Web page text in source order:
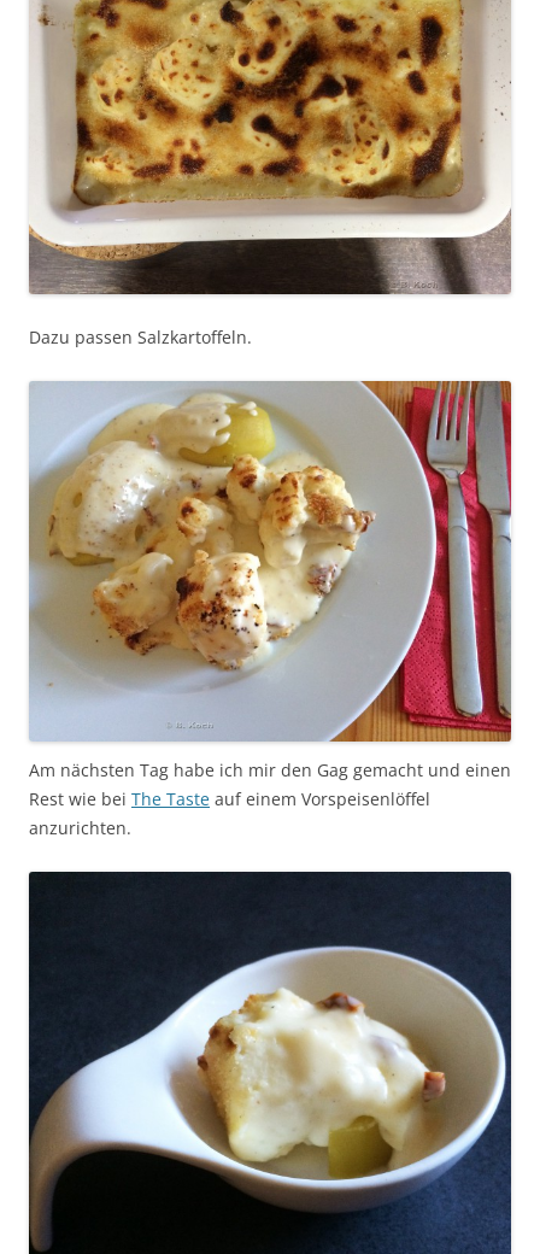
Dazu passen Salzkartoffeln.
Am nächsten Tag habe ich mir den Gag gemacht und einen
Rest wie bei The Taste auf einem Vorspeisenlöffel
anzurichten.